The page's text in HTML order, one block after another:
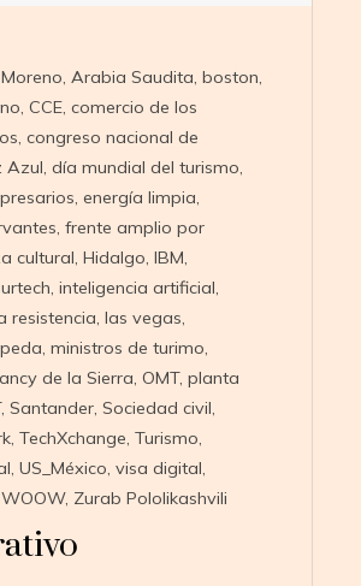
, Arabia Saudita, boston,
, CCE, comercio de los
, congreso nacional de
Azul, día mundial del turismo,
, energía limpia,
, frente amplio por
cultural, Hidalgo, IBM,
, inteligencia artificial,
resistencia, las vegas,
, ministros de turimo,
de la Sierra, OMT, planta
, Santander, Sociedad civil,
, TechXchange, Turismo,
, US_México, visa digital,
WOOW, Zurab Pololikashvili